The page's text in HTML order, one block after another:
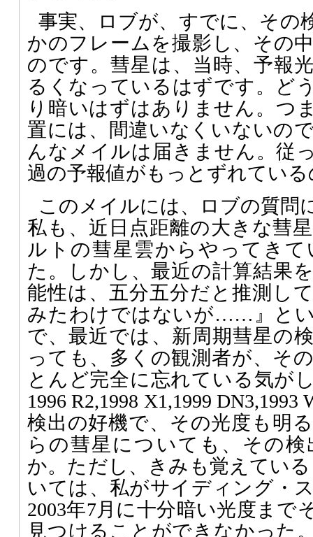
事実、ロブが、すでに、その
かのフレームを撮影し、その
のです。彗星は、当時、予報
るくなっているはずです。ど
り暗いはずはありません。つ
置には、間違いなくいないの
んなメイルは届きません。従
過の予報値がもっとずれてい
このメイルには、ロブの質問
私も、近日点距離の大きな彗
ルトの彗星雲からやってき
た。しかし、最近の計算結果
能性は、五分五分だと推測し
みたわけではないが……』と
で、最近では、新周期彗星の
っても、多くの観測者が、そ
とんど完全に忘れている気が
1996 R2,1998 X1,1999
検出の好機で、その光度も明
らの彗星についても、その
か。ただし、きみも覚えてい
いては、私がサイディング・
2003年7月に十分暗い光度まで
見つけることができなかった